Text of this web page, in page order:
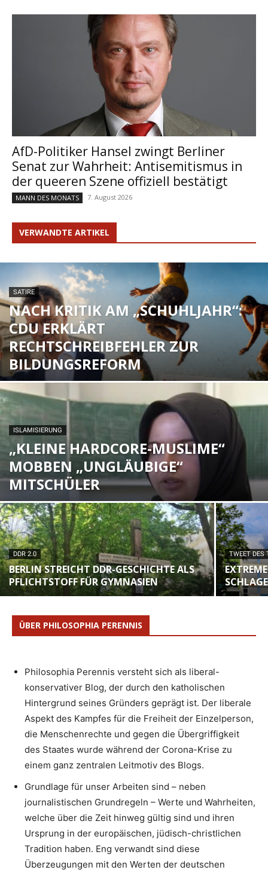
AfD-Politiker Hansel zwingt Berliner
Senat zur Wahrheit: Antisemitismus in
der queeren Szene offiziell bestätigt
MANN DES MONATS 7. August 2026
VERWANDTE ARTIKEL
SATIRE
NACH KRITIK AM „SCHUHLJAHR“:
CDU ERKLÄRT
RECHTSCHREIBFEHLER ZUR
BILDUNGSREFORM
ISLAMISIERUNG
„KLEINE HARDCORE-MUSLIME“
MOBBEN „UNGLÄUBIGE“
MITSCHÜLER
DDR 2.0
BERLIN STREICHT DDR-GESCHICHTE ALS
PFLICHTSTOFF FÜR GYMNASIEN
TWEET DES
ÜBER PHILOSOPHIA PERENNIS
Philosophia Perennis versteht sich als liberal-
konservativer Blog, der durch den katholischen
Hintergrund seines Gründers geprägt ist. Der liberale
Aspekt des Kampfes für die Freiheit der Einzelperson,
die Menschenrechte und gegen die Übergriffigkeit
des Staates wurde während der Corona-Krise zu
einem ganz zentralen Leitmotiv des Blogs.
Grundlage für unser Arbeiten sind – neben
journalistischen Grundregeln – Werte und Wahrheiten,
welche über die Zeit hinweg gültig sind und ihren
Ursprung in der europäischen, jüdisch-christlichen
Tradition haben. Eng verwandt sind diese
Überzeugungen mit den Werten der deutschen